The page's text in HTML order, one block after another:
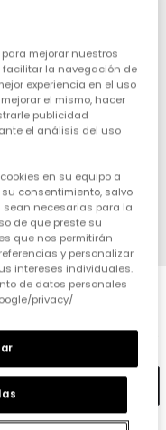
4
mejorar nuestros
facilitar la navegación de
experiencia en el uso
el mismo, hacer
publicidad
el análisis del uso
en su equipo a
consentimiento, salvo
sean necesarias para la
de que preste su
que nos permitirán
y personalizar
intereses individuales.
de datos personales
privacy/